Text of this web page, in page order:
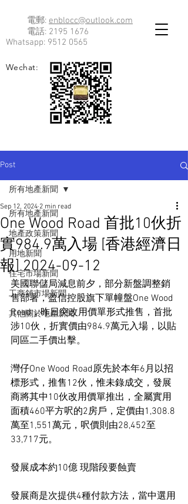
電郵: enblocc@outlook.com
電話: 2195 1676
Whatsapp: 9512 0565
Wechat:
Post
所有地產新聞
地產政策新聞
用地新聞
住宅市場新聞
工商舖市場新聞
其他關於地產新聞
所有地產新聞
One Wood Road 首批10伙折
實984.9萬入場 [香港經濟日
報] 2024-09-12
Sep 12, 2024 2 min read
美國聯儲局減息前夕，部分新盤調整銷
售部署，盈信控股旗下單幢盤One Wood
Road，昨日突改用價單形式推售，首批
涉10伙，折實價由984.9萬元入場，以貼
同區二手價出擊。
灣仔One Wood Road原先於本年6月以招
標形式，推售12伙，惟未錄成交，發展
商將其中10伙改用價單推出，全屬實用
面積460平方呎的2房戶，定價由1,308.8
萬至1,551萬元，呎價則由28,452至
33,717元。
發展成本約10億 現階段要蝕賣
發展商是次提供4種付款方法，當中選用